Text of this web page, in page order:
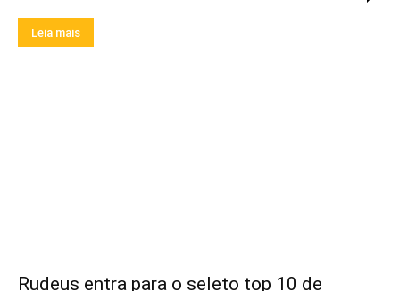
Leia mais
Rudeus entra para o seleto top 10 de